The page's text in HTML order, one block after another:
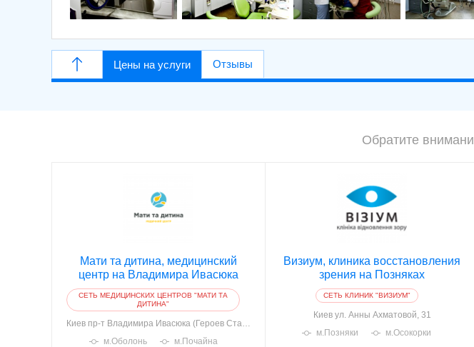
Цены на услуги Отзывы
Обратите
Мати та дитина, медицинский
центр на Владимира Ивасюка
СЕТЬ МЕДИЦИНСКИХ ЦЕНТРОВ "МАТИ ТА
ДИТИНА"
Киев пр-т Владимира Ивасюка (Героев Сталинграда), 8 (корп. 4)
м.Оболонь
м.Почайна
Визиум, клиника восстановления
зрения на Позняках
CЕТЬ КЛИНИК "ВИЗИУМ"
Киев ул. Анны Ахматовой, 31
м.Позняки
м.Осокорки